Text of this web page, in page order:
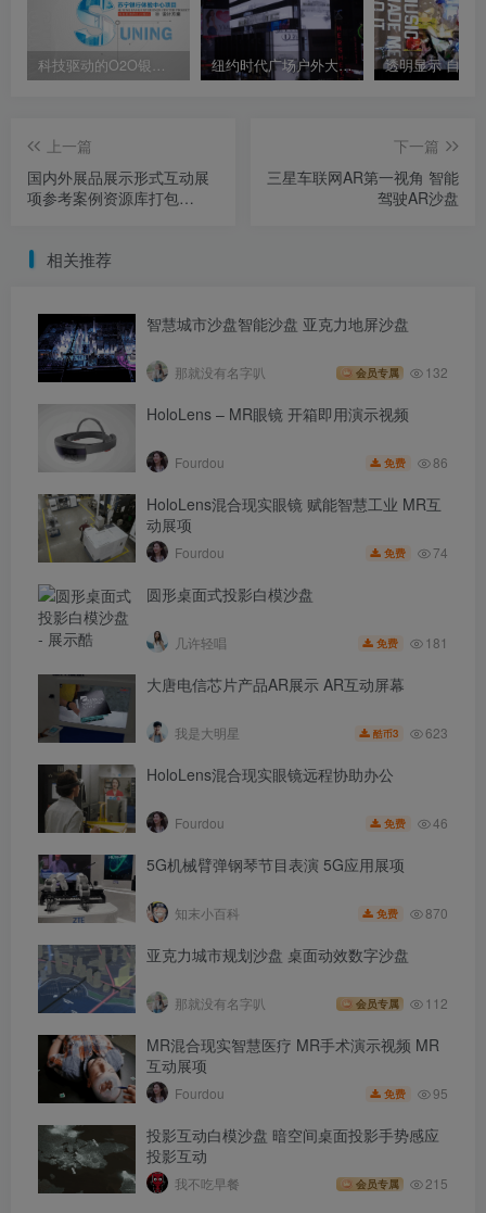
科技驱动的O2O银行 – 苏宁银行体验中心项目策划设计方案 纽约时代广场户外大屏 摩根士丹利案例 数字标牌LED视觉
上一篇
国内外展品展示形式互动展
项参考案例资源库打包
下一篇
三星车联网AR第一视角 智能
驾驶AR沙盘
相关推荐
智慧城市沙盘智能沙盘 亚克力地屏沙盘
那就没有名字叭 会员专属 132
HoloLens – MR眼镜 开箱即用演示视频
Fourdou 免费 86
HoloLens混合现实眼镜 赋能智慧工业 MR互
动展项
Fourdou 免费 74
圆形桌面式投影白模沙盘
几许轻唱 免费 181
大唐电信芯片产品AR展示 AR互动屏幕
我是大明星 酷币3 623
HoloLens混合现实眼镜远程协助办公
Fourdou 免费 46
5G机械臂弹钢琴节目表演 5G应用展项
知末小百科 免费 870
亚克力城市规划沙盘 桌面动效数字沙盘
那就没有名字叭 会员专属 112
MR混合现实智慧医疗 MR手术演示视频 MR
互动展项
Fourdou 免费 95
投影互动白模沙盘 暗空间桌面投影手势感应
投影互动
我不吃早餐 会员专属 215